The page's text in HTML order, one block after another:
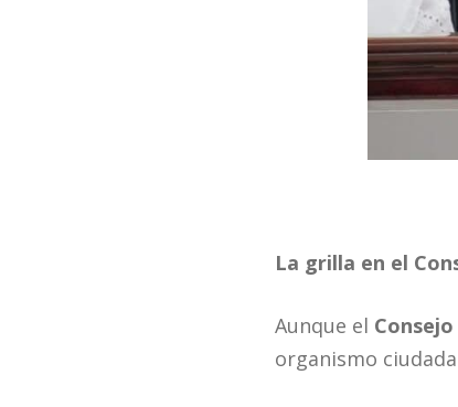
La grilla en el
Aunque el
organismo